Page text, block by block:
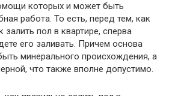
которых и может быть
работа. То есть, перед тем, как
залить пол в квартире, сперва
его заливать. Причем основа
минерального происхождения, а
что также вполне допустимо.